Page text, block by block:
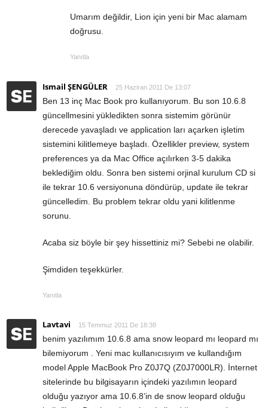
Umarım değildir, Lion için yeni bir Mac alamam
doğrusu.
Yanıtla
Ismail ŞENGÜLER 25 Haziran 2011 De 13:07
Ben 13 inç Mac Book pro kullanıyorum. Bu son 10.6.8
güncellmesini yükledikten sonra sistemim görünür
derecede yavaşladı ve application ları açarken işletim
sistemini kilitlemeye başladı. Özellikler preview, system
preferences ya da Mac Office açılırken 3-5 dakika
beklediğim oldu. Sonra ben sistemi orjinal kurulum CD si
ile tekrar 10.6 versiyonuna döndürüp, update ile tekrar
güncelledim. Bu problem tekrar oldu yani kilitlenme
sorunu.
Acaba siz böyle bir şey hissettiniz mi? Sebebi ne olabilir.
Şimdiden teşekkürler.
Yanıtla
Lavtavi 15 Temmuz 2011 De 18:38
benim yazılımım 10.6.8 ama snow leopard mı leopard mı
bilemiyorum . Yeni mac kullanıcısıyım ve kullandığım
model Apple MacBook Pro Z0J7Q (Z0J7000LR). İnternet
sitelerinde bu bilgisayarın içindeki yazılımın leopard
olduğu yazıyor ama 10.6.8’in de snow leopard olduğu